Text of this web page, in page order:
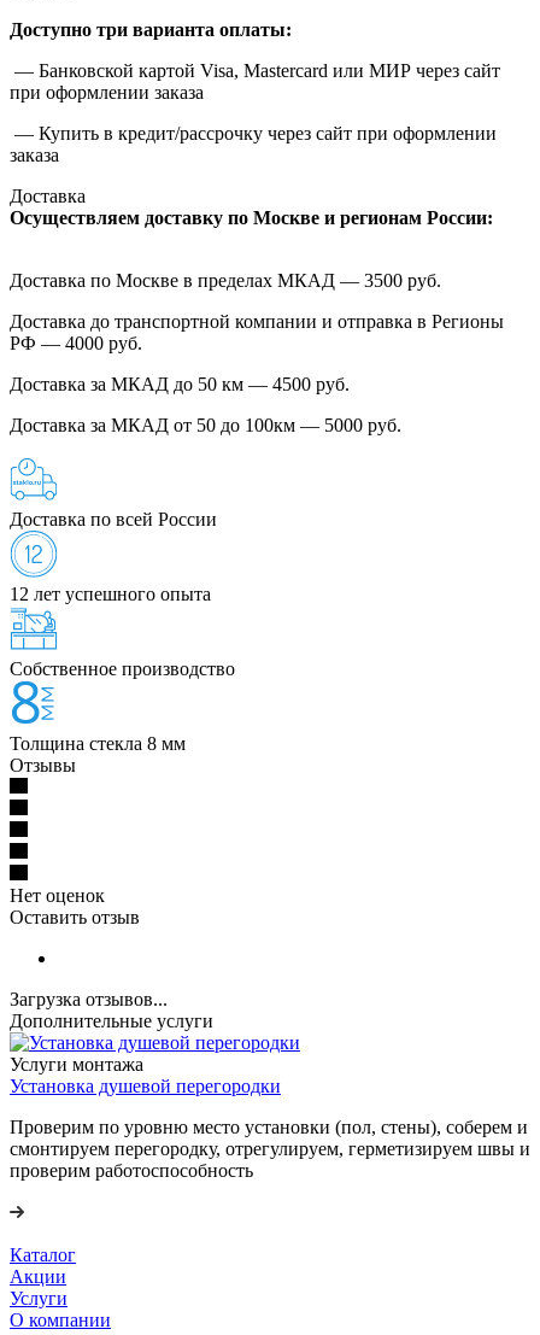
Доступно три варианта оплаты:
— Банковской картой Visa, Mastercard или МИР через сайт
при оформлении заказа
— Купить в кредит/рассрочку через сайт при оформлении
заказа
Доставка
Осуществляем доставку по Москве и регионам России:
Доставка по Москве в пределах МКАД — 3500 руб.
Доставка до транспортной компании и отправка в Регионы
РФ — 4000 руб.
Доставка за МКАД до 50 км — 4500 руб.
Доставка за МКАД от 50 до 100км — 5000 руб.
Доставка по всей России
12 лет успешного опыта
Собственное производство
Толщина стекла 8 мм
Отзывы
Нет оценок
Оставить отзыв
Загрузка отзывов...
Дополнительные услуги
Услуги монтажа
Установка душевой перегородки
Проверим по уровню место установки (пол, стены), соберем и
смонтируем перегородку, отрегулируем, герметизируем швы и
проверим работоспособность
Каталог
Акции
Услуги
О компании